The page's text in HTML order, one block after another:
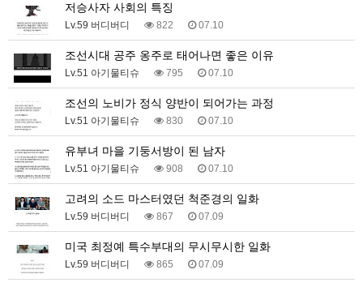
저승사자 사회의 특징
Lv.59 버디버디 822 07.10
조선시대 공주 옹주로 태어나면 좋은 이유
Lv.51 아기물티슈 795 07.10
조선의 노비가 정식 양반이 되어가는 과정
Lv.51 아기물티슈 830 07.10
유부녀 마을 기둥서방이 된 남자
Lv.51 아기물티슈 908 07.10
고려의 소드 마스터였던 척준경의 일화
Lv.59 버디버디 867 07.09
미국 최정예 특수부대의 무시무시한 일화
Lv.59 버디버디 865 07.09